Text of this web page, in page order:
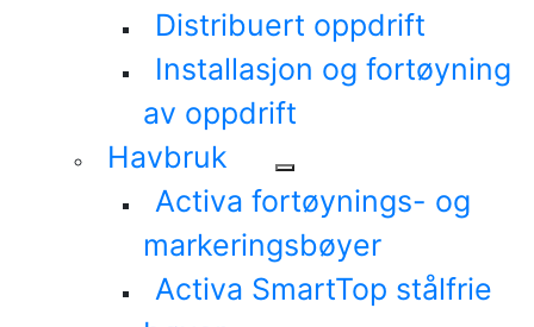
Distribuert oppdrift
Installasjon og fortøyning
av oppdrift
Havbruk
Activa fortøynings- og
markeringsbøyer
Activa SmartTop stålfrie